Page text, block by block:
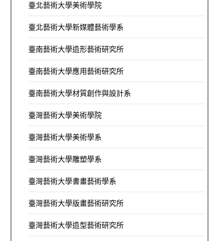
臺北藝術大學美術學院
臺北藝術大學新媒體藝術學系
臺南藝術大學造形藝術研究所
臺南藝術大學應用藝術研究所
臺南藝術大學材質創作與設計系
臺灣藝術大學美術學院
臺灣藝術大學美術學系
臺灣藝術大學雕塑學系
臺灣藝術大學書畫藝術學系
臺灣藝術大學版畫藝術研究所
臺灣藝術大學造型藝術研究所